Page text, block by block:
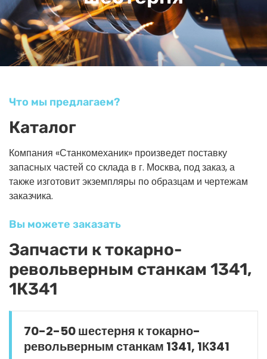
Что мы предлагаем?
Каталог
Компания «Станкомеханик» произведет поставку
запасных частей со склада в г. Москва, под заказ, а
также изготовит экземпляры по образцам и чертежам
заказчика.
Вы можете заказать
Запчасти к токарно-
револьверным станкам 1341,
1К341
70-2-50 шестерня к токарно-
револьверным станкам 1341, 1К341